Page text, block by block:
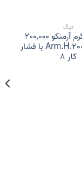
دیگ
دیگ آب گرم آرمنکو 200,000
کیلوکالری Arm.H.200 با فشار
کار 8